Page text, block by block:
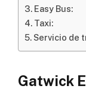
Easy Bus:
Taxi:
Servicio de
Gatwick